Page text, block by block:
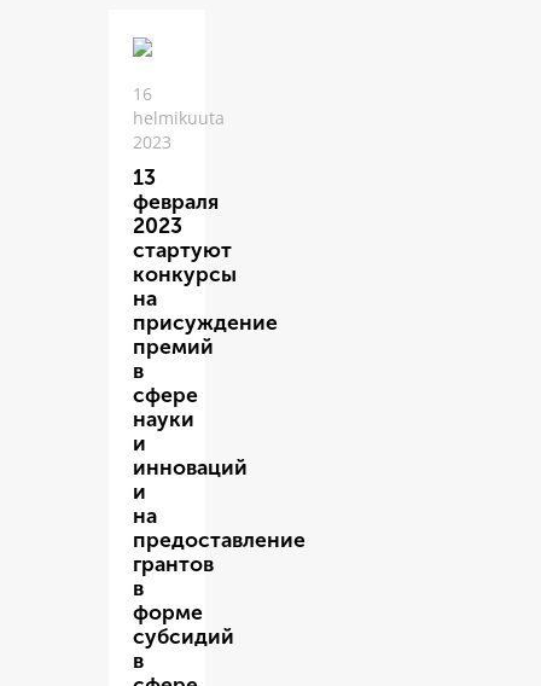
16
helmikuuta
2023
13
февраля
2023
стартуют
конкурсы
на
присуждение
премий
в
сфере
науки
и
инноваций
и
на
предоставление
грантов
в
форме
субсидий
в